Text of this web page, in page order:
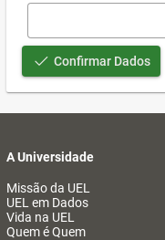
Confirmar Dados
A Universidade
Missão da UEL
UEL em Dados
Vida na UEL
Quem é Quem